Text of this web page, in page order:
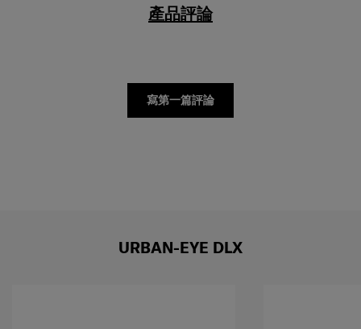
產品評論
寫第一篇評論
URBAN-EYE DLX